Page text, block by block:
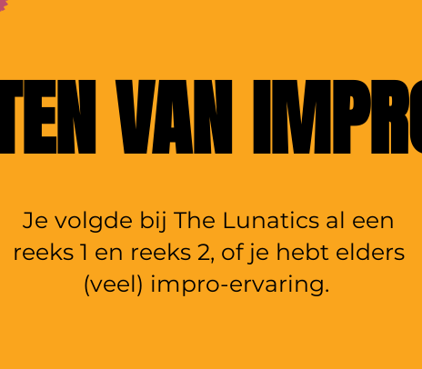
VAN
Je volgde bij The Lunatics al een
reeks 1 en reeks 2, of je hebt elders
(veel) impro-ervaring.